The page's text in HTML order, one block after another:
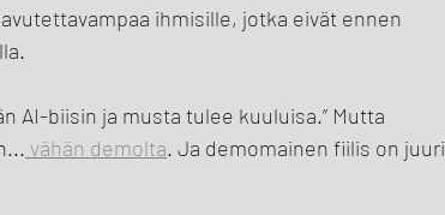
ihmisille, jotka eivät ennen
AI-biisin ja musta tulee kuuluisa.” Mutta
vähän demolta. Ja demomainen fiilis on juuri